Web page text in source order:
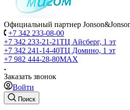
Официальный партнер
+7 342 233-08-00
+7 342 233-21-21ТЦ Айсберг, 1 эт
+7 342 241-14-40ТЦ Домино, 1 эт
+7 982 444-28-80MAX
Заказать звонок
Войти
Поиск